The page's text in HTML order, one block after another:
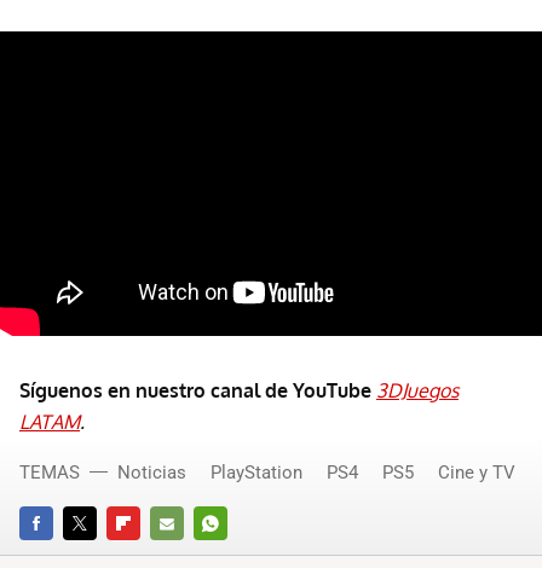
Síguenos en nuestro canal de YouTube 3DJuegos
LATAM.
FACEBOOKTWITTERFLIPBOARD
E-
WHATSAPP
TEMAS Noticias PlayStation PS4 PS5 Cine y TV